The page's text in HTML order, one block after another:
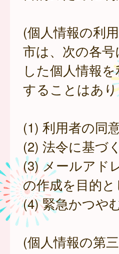
(個人情報の利
市は、次の各
した個人情報
することはあ
(1) 利用者の同
(2) 法令に基づ
(3) メールアド
の作成を目的
(4) 緊急かつや
(個人情報の第